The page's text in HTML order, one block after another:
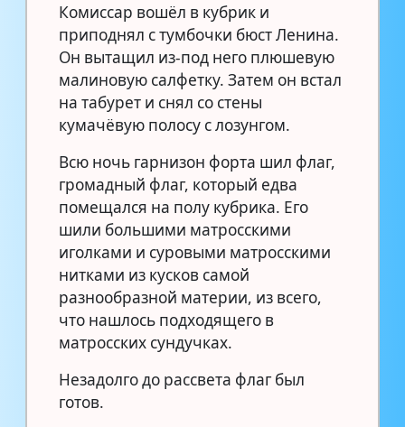
Комиссар вошёл в кубрик и
приподнял с тумбочки бюст Ленина.
Он вытащил из-под него плюшевую
малиновую салфетку. Затем он встал
на табурет и снял со стены
кумачёвую полосу с лозунгом.
Всю ночь гарнизон форта шил флаг,
громадный флаг, который едва
помещался на полу кубрика. Его
шили большими матросскими
иголками и суровыми матросскими
нитками из кусков самой
разнообразной материи, из всего,
что нашлось подходящего в
матросских сундучках.
Незадолго до рассвета флаг был
готов.